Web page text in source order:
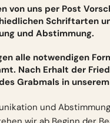
von uns per Post
Schriftarten
und Abstimmung.
alle notwendigen
Nach Erhalt der
Grabmals in
und